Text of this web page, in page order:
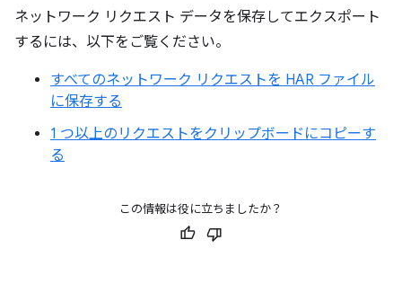
ネットワーク リクエスト データを保存してエクスポート
するには、以下をご覧ください。
すべてのネットワーク リクエストを HAR ファイル
に保存する
1 つ以上のリクエストをクリップボードにコピーす
る
この情報は役に立ちましたか？